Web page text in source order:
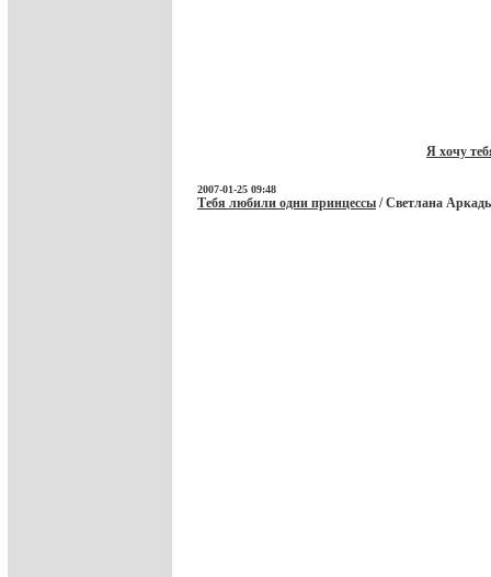
Я хочу
2007-01-25 09:48
Тебя любили одни принцессы / Светлана